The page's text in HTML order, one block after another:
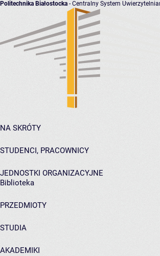
Politechnika Białostocka - Centralny System
NA SKRÓTY
STUDENCI, PRACOWNICY
JEDNOSTKI ORGANIZACYJNE
Biblioteka
PRZEDMIOTY
STUDIA
AKADEMIKI